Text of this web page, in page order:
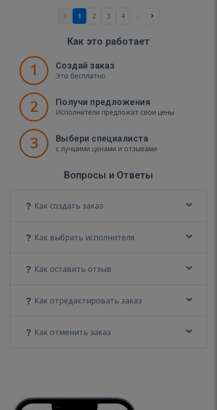
1 2 3 4 ...
Как это работает
1 Создай заказ
Это бесплатно
2 Получи предложения
Исполнители предложат свои цены
3 Выбери специалиста
с лучшими ценами и отзывами
Вопросы и Ответы
Как создать заказ
Как выбрать исполнителя
Как оставить отзыв
Как отредактировать заказ
Как отменить заказ